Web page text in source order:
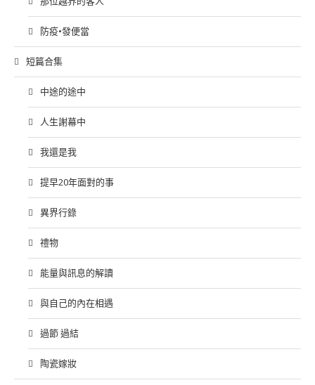
防疫•發便當
短篇合集
中途的途中
人生謝幕中
我還是我
提早20年面對的事
異界行錄
禮物
能量與訊息的解讀
與自己的內在相遇
過節 過結
陶瓷嫁妝